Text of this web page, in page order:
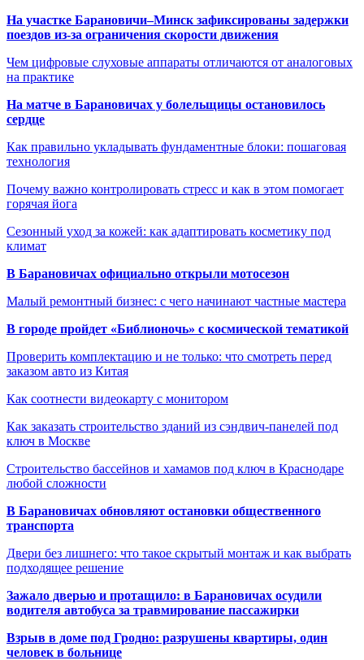
На участке Барановичи–Минск зафиксированы задержки
поездов из-за ограничения скорости движения
Чем цифровые слуховые аппараты отличаются от аналоговых
на практике
На матче в Барановичах у болельщицы остановилось
сердце
Как правильно укладывать фундаментные блоки: пошаговая
технология
Почему важно контролировать стресс и как в этом помогает
горячая йога
Сезонный уход за кожей: как адаптировать косметику под
климат
В Барановичах официально открыли мотосезон
Малый ремонтный бизнес: с чего начинают частные мастера
В городе пройдет «Библионочь» с космической тематикой
Проверить комплектацию и не только: что смотреть перед
заказом авто из Китая
Как соотнести видеокарту с монитором
Как заказать строительство зданий из сэндвич-панелей под
ключ в Москве
Строительство бассейнов и хамамов под ключ в Краснодаре
любой сложности
В Барановичах обновляют остановки общественного
транспорта
Двери без лишнего: что такое скрытый монтаж и как выбрать
подходящее решение
Зажало дверью и протащило: в Барановичах осудили
водителя автобуса за травмирование пассажирки
Взрыв в доме под Гродно: разрушены квартиры, один
человек в больнице